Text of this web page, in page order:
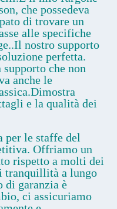
che possedeva
di trovare un
alle specifiche
nostro supporto
perfetta.
che non
anche le
e la qualità dei
per le staffe del
Offriamo un
rispetto a molti dei
tranquillità a lungo
di garanzia è
ci assicuriamo